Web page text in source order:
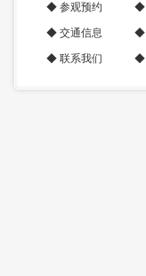
◆ 参观预约 ◆
◆ 交通信息 ◆
◆ 联系我们 ◆